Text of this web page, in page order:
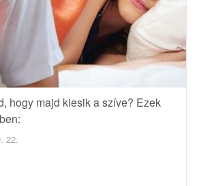
hogy majd kiesik a szíve? Ezek
22.